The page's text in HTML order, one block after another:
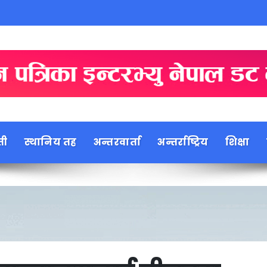
स्थानिय तह अन्तरवार्ता अन्तर्राष्ट्रिय शिक्षा